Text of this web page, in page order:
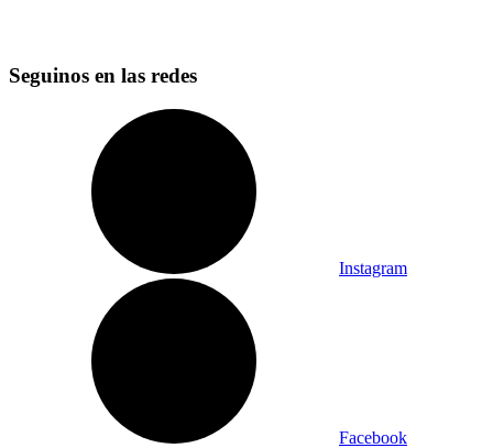
Seguinos en las redes
Instagram
Facebook